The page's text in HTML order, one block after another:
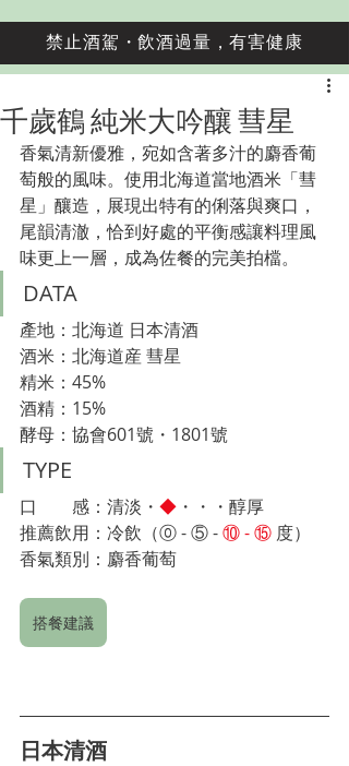
禁止酒駕・飲酒過量，有害健康
千歲鶴 純米大吟釀 彗星
香氣清新優雅，宛如含著多汁的麝香葡
萄般的風味。使用北海道當地酒米「彗
星」釀造，展現出特有的俐落與爽口，
尾韻清澈，恰到好處的平衡感讓料理風
味更上一層，成為佐餐的完美拍檔。
DATA
產地：北海道 日本清酒
酒米：北海道産 彗星
精米：45%
酒精：15%
酵母：協會601號 ・1801號
TYPE
口　　感：清淡・ ◆ ・・・醇厚
推薦飲用：冷飲（⓪ - ⑤ - ⑩ - ⑮ 度）
香氣類別：麝香葡萄
搭餐建議
日本清酒